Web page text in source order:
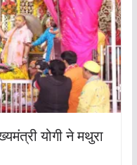
योगी ने मथुरा